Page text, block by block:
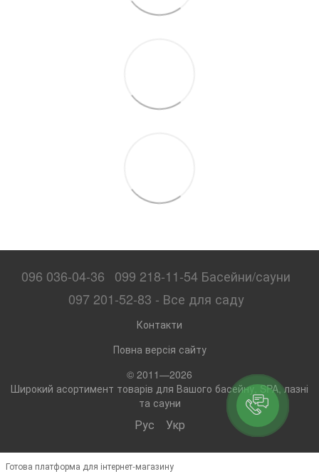
096 036-04-36
099 218-11-54 Басейни/сауни
097 201-52-83 - Все для саду
Контакти
Повна версія сайту
© 2011—2026
Широкий асортимент товарів для Вашого басейну, SPA, лазні
та сауни
Рус Укр
Готова платформа для інтернет-магазину